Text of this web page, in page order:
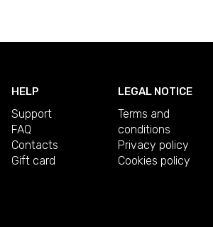
HELP
Support
FAQ
Contacts
Gift card
LEGAL NOTICE
Terms and
conditions
Privacy policy
Cookies policy